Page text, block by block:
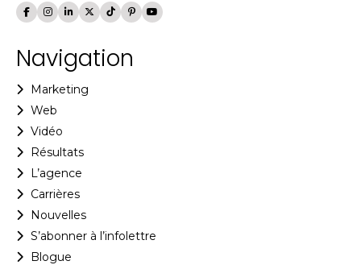
Navigation
Marketing
Web
Vidéo
Résultats
L’agence
Carrières
Nouvelles
S’abonner à l’infolettre
Blogue